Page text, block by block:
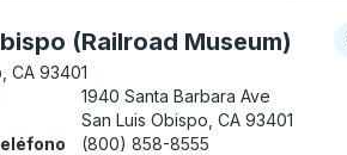
(Railroad Museum)
utilice las teclas de flecha o la
CA 93401
1940 Santa Barbara Ave
San Luis Obispo, CA 93401
(800) 858-8555